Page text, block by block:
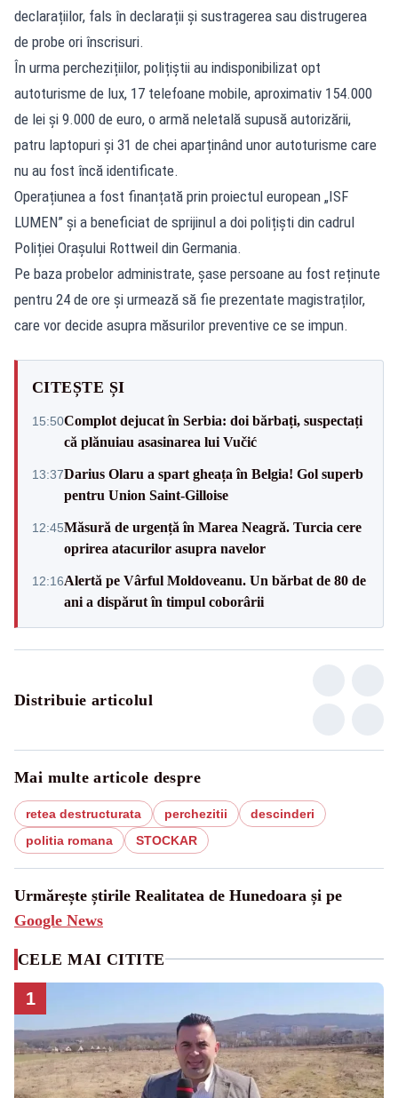
declarațiilor, fals în declarații și sustragerea sau distrugerea
de probe ori înscrisuri.
În urma perchezițiilor, polițiștii au indisponibilizat opt
autoturisme de lux, 17 telefoane mobile, aproximativ 154.000
de lei și 9.000 de euro, o armă neletală supusă autorizării,
patru laptopuri și 31 de chei aparținând unor autoturisme care
nu au fost încă identificate.
Operațiunea a fost finanțată prin proiectul european „ISF
LUMEN” și a beneficiat de sprijinul a doi polițiști din cadrul
Poliției Orașului Rottweil din Germania.
Pe baza probelor administrate, șase persoane au fost reținute
pentru 24 de ore și urmează să fie prezentate magistraților,
care vor decide asupra măsurilor preventive ce se impun.
CITEȘTE ȘI
15:50Complot dejucat în Serbia: doi bărbați, suspectați
că plănuiau asasinarea lui Vučić
13:37Darius Olaru a spart gheața în Belgia! Gol superb
pentru Union Saint-Gilloise
12:45Măsură de urgență în Marea Neagră. Turcia cere
oprirea atacurilor asupra navelor
12:16Alertă pe Vârful Moldoveanu. Un bărbat de 80 de
ani a dispărut în timpul coborârii
Distribuie articolul
Mai multe articole despre
retea destructurata perchezitii
descinderi
politia romana
STOCKAR
Urmărește știrile Realitatea de Hunedoara și pe
Google News
CELE MAI CITITE
1